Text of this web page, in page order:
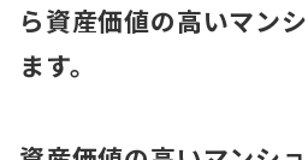
ら資産価値の高いマン
ます。